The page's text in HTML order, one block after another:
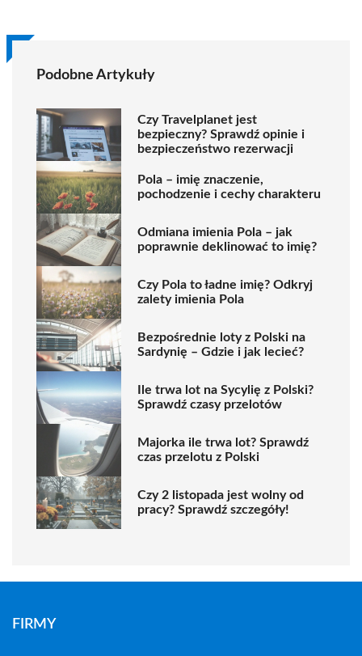
Podobne Artykuły
Czy Travelplanet jest
bezpieczny? Sprawdź opinie i
bezpieczeństwo rezerwacji
Pola – imię znaczenie,
pochodzenie i cechy charakteru
Odmiana imienia Pola – jak
poprawnie deklinować to imię?
Czy Pola to ładne imię? Odkryj
zalety imienia Pola
Bezpośrednie loty z Polski na
Sardynię – Gdzie i jak lecieć?
Ile trwa lot na Sycylię z Polski?
Sprawdź czasy przelotów
Majorka ile trwa lot? Sprawdź
czas przelotu z Polski
Czy 2 listopada jest wolny od
pracy? Sprawdź szczegóły!
FIRMY